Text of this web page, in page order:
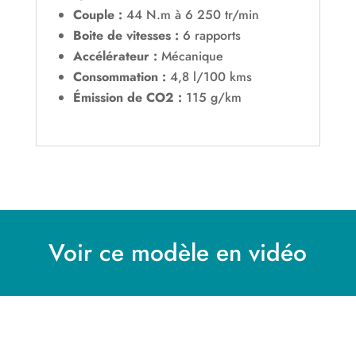
Couple : 44 N.m à 6 250 tr/min
Boite de vitesses : 6 rapports
Accélérateur : Mécanique
Consommation : 4,8 l/100 kms
Émission de CO2 : 115 g/km
Voir ce modèle en vidéo